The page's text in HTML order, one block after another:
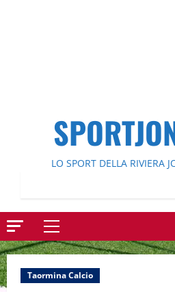
LO SPORT DELLA RIVIERA
Menu
principale
Taormina Calcio